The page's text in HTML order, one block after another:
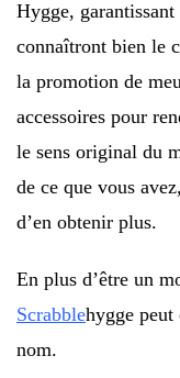
Hygge,
connaîtront bien le
la promotion de
accessoires pour
le sens original du
de ce que vous
d’en obtenir plus.
En plus d’être un
Scrabblehygge
nom.